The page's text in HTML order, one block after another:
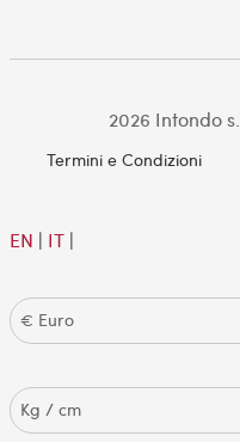
2026 Intondo
Termini e Condizioni
EN | IT|